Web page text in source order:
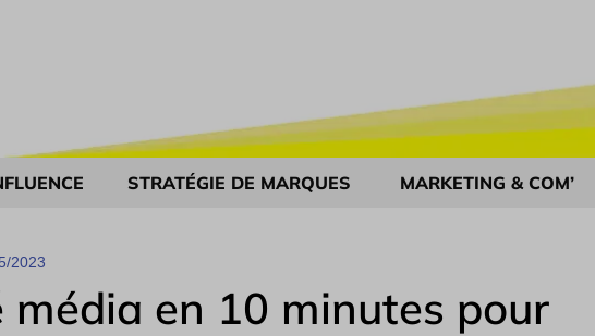
STRATÉGIE DE MARQUES MARKETING & COM’
2023
média en 10 minutes pour